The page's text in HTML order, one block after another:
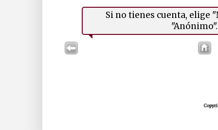
Si no tienes cuenta, elige
"Anónimo".